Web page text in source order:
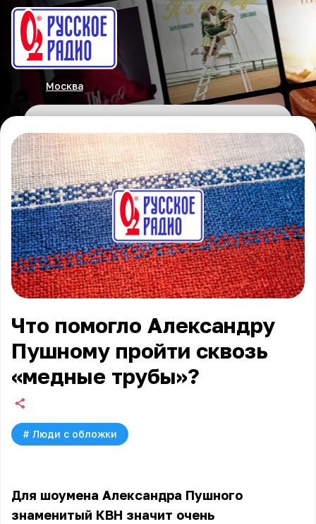
Москва
Что помогло Александру
Пушному пройти сквозь
«медные трубы»?
# Люди с обложки
Для шоумена Александра Пушного
знаменитый КВН значит очень